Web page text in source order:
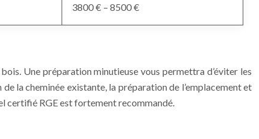
3800 € – 8500 €
Une préparation minutieuse vous permettra d’éviter les
la cheminée existante, la préparation de l’emplacement et
certifié RGE est fortement recommandé.